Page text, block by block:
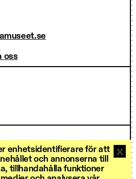
enhetsidentifierare för att
och annonserna till
tillhandahålla funktioner
oss